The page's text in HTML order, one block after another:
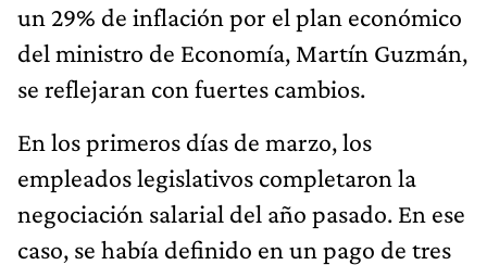
un 29% de inflación por el plan económico
del ministro de Economía, Martín Guzmán,
se reflejaran con fuertes cambios.
En los primeros días de marzo, los
empleados legislativos completaron la
negociación salarial del año pasado. En ese
caso, se había definido en un pago de tres